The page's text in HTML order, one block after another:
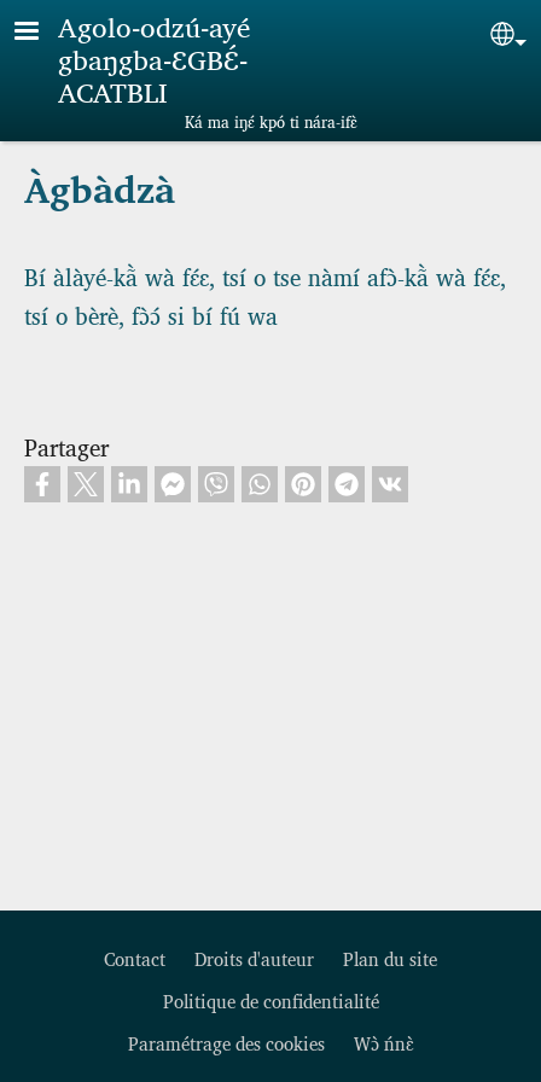
Aller au contenu principal
Agolo-odzú-ayé
gbaŋgba-ƐGBƐ́-
ACATBLI
Ká ma iŋɛ́ kpó ti nára-ifɛ̀
Àgbàdzà
Bí àlàyé-kã̀ wà fɛ́ɛ, tsí o tse nàmí afɔ̀-kã̀ wà fɛ́ɛ,
tsí o bèrè, fɔ̀ɔ́ si bí fú wa
Partager
Footer
Contact Droits d'auteur
Plan du site
Politique de confidentialité
Paramétrage des cookies
Wɔ̀ ńnɛ̀